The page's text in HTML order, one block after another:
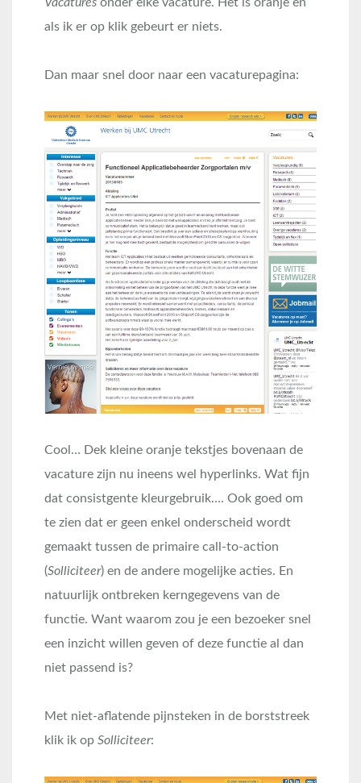
als ik er op klik gebeurt er niets.
Dan maar snel door naar een vacaturepagina:
Cool… Dek kleine oranje tekstjes bovenaan de
vacature zijn nu ineens wel hyperlinks. Wat fijn
dat consistgente kleurgebruik…. Ook goed om
te zien dat er geen enkel onderscheid wordt
gemaakt tussen de primaire call-to-action
(Solliciteer) en de andere mogelijke acties. En
natuurlijk ontbreken kerngegevens van de
functie. Want waarom zou je een bezoeker snel
een inzicht willen geven of deze functie al dan
niet passend is?
Met niet-aflatende pijnsteken in de borststreek
klik ik op Solliciteer: